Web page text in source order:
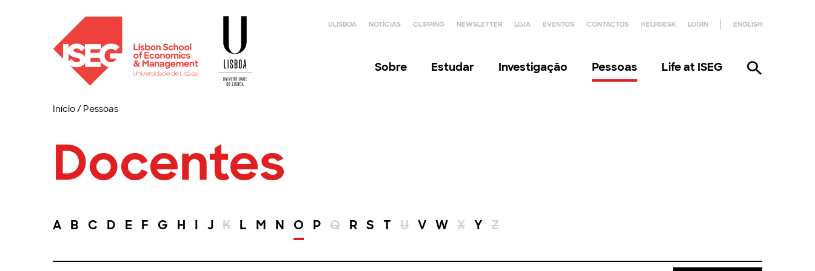
ULISBOA NOTÍCIAS CLIPPING NEWSLETTER LOJA EVENTOS CONTACTOS HELPDESK LOGIN ENGLISH
Sobre Estudar Investigação Pessoas Life at ISEG
Início/ Pessoas
Docentes
A B C D E F G H I J K L M N O P Q R S T U V W X Y Z